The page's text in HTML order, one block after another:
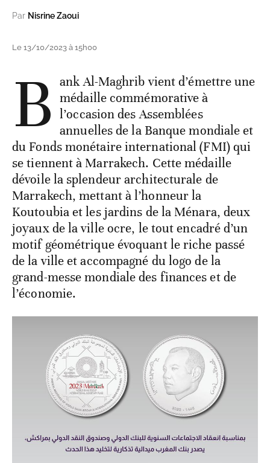
Par Nisrine Zaoui
Le 13/10/2023 à 15h00
B ank Al-Maghrib vient d’émettre une
médaille commémorative à
l’occasion des Assemblées
annuelles de la Banque mondiale et
du Fonds monétaire international (FMI) qui
se tiennent à Marrakech. Cette médaille
dévoile la splendeur architecturale de
Marrakech, mettant à l’honneur la
Koutoubia et les jardins de la Ménara, deux
joyaux de la ville ocre, le tout encadré d’un
motif géométrique évoquant le riche passé
de la ville et accompagné du logo de la
grand-messe mondiale des finances et de
l’économie.